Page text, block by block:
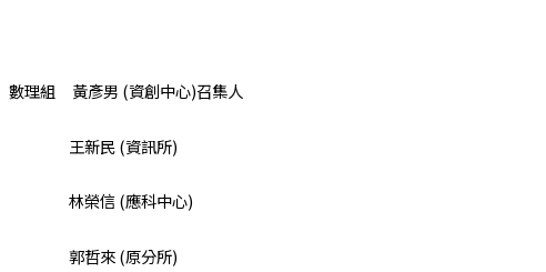
數理組 黃彥男 (資創中心)召集人
王新民 (資訊所)
林榮信 (應科中心)
郭哲來 (原分所)